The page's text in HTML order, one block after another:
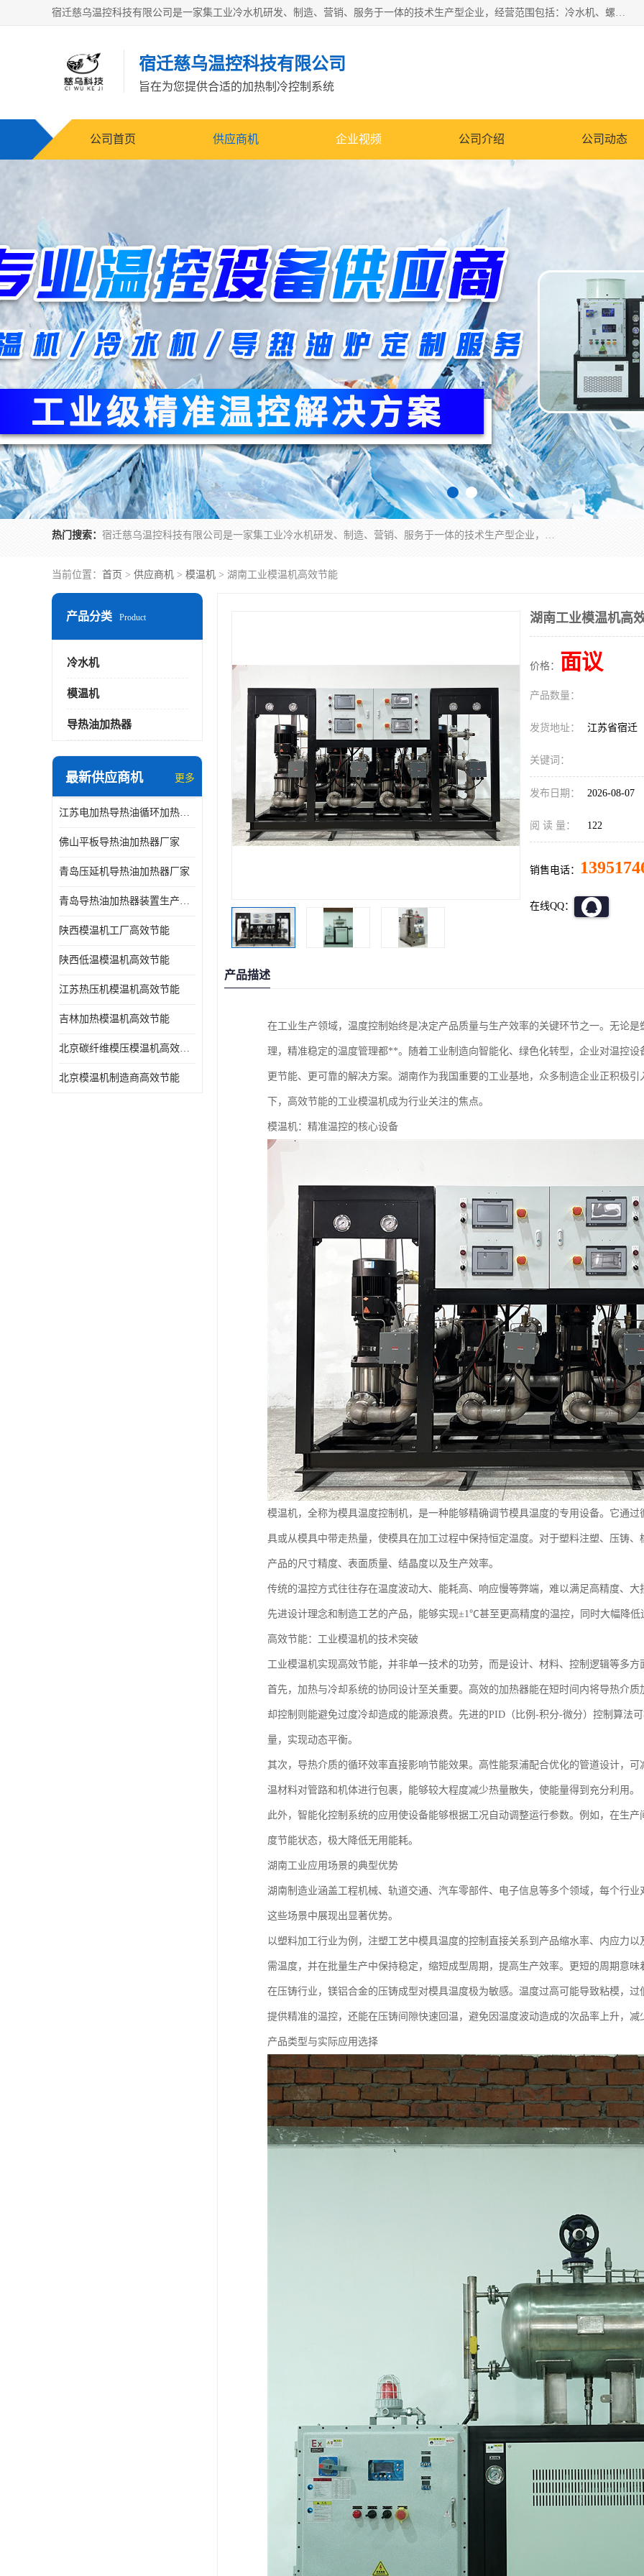
宿迁慈乌温控科技有限公司是一家集工业冷水机研发、制造、营销、服务于一体的技术生产型企业，经营范围包括：冷水机、螺杆式冷水机组、工业冷水机、水冷式冷水机、风冷式冷水机组、风冷螺杆式冷冻机组、冷冻机、注塑专用冷水机、混泥土专用冷水机、低温防爆冷水机组等。专业温控设备供应商 模温机/冷水机/导热油炉定制服务等
宿迁慈乌温控科技有限公司
旨在为您提供合适的加热制冷控制系统
公司首页 供应商机 企业视频 公司介绍 公司动态
热门搜索： 宿迁慈乌温控科技有限公司是一家集工业冷水机研发、制造、营销、服务于一体的技术生产型企业，经营范围包括：冷水机、螺杆式冷水机组、工业冷水机、水冷式冷水机、风冷式冷水机组、风冷螺杆式冷冻机组、冷冻机、注塑专用冷水机、混泥土专用冷水机、低温防爆冷水机组等。专业温控设备供应商 模温机/冷水机/导热油炉定制服务等
当前位置： 首页 > 供应商机 > 模温机 > 湖南工业模温机高效节能
产品分类 Product
冷水机
模温机
导热油加热器
最新供应商机 更多
江苏电加热导热油循环加热器厂家
佛山平板导热油加热器厂家
青岛压延机导热油加热器厂家
青岛导热油加热器装置生产厂家
陕西模温机工厂高效节能
陕西低温模温机高效节能
江苏热压机模温机高效节能
吉林加热模温机高效节能
北京碳纤维模压模温机高效节能
北京模温机制造商高效节能
湖南工业模温机高
价格： 面议
产品数量：
发货地址： 江苏省宿迁
关键词：
发布日期： 2026-08-07
阅 读 量： 122
销售电话：
在线QQ：
产品描述
在工业生产领域，温度控制始终是决定产品质量与生产效率的关键环节之一。无论
理，精准稳定的温度管理都**。随着工业制造向智能化、绿色化转型，企业对温控
更节能、更可靠的解决方案。湖南作为我国重要的工业基地，众多制造企业正积极
下，高效节能的工业模温机成为行业关注的焦点。
模温机：精准温控的核心设备
模温机，全称为模具温度控制机，是一种能够精确调节模具温度的专用设备。它通
具或从模具中带走热量，使模具在加工过程中保持恒定温度。对于塑料注塑、压铸
产品的尺寸精度、表面质量、结晶度以及生产效率。
传统的温控方式往往存在温度波动大、能耗高、响应慢等弊端，难以满足高精度、
先进设计理念和制造工艺的产品，能够实现±1℃甚至更高精度的温控，同时大幅降低
高效节能：工业模温机的技术突破
工业模温机实现高效节能，并非单一技术的功劳，而是设计、材料、控制逻辑等多方
首先，加热与冷却系统的协同设计至关重要。高效的加热器能在短时间内将导热介
却控制则能避免过度冷却造成的能源浪费。先进的PID（比例-积分-微分）控制算法
量，实现动态平衡。
其次，导热介质的循环效率直接影响节能效果。高性能泵浦配合优化的管道设计，
温材料对管路和机体进行包裹，能够较大程度减少热量散失，使能量得到充分利用。
此外，智能化控制系统的应用使设备能够根据工况自动调整运行参数。例如，在生
度节能状态，极大降低无用能耗。
湖南工业应用场景的典型优势
湖南制造业涵盖工程机械、轨道交通、汽车零部件、电子信息等多个领域，每个行
这些场景中展现出显著优势。
以塑料加工行业为例，注塑工艺中模具温度的控制直接关系到产品缩水率、内应力
需温度，并在批量生产中保持稳定，缩短成型周期，提高生产效率。更短的周期意
在压铸行业，镁铝合金的压铸成型对模具温度极为敏感。温度过高可能导致粘模，
提供精准的温控，还能在压铸间隙快速回温，避免因温度波动造成的次品率上升，减
产品类型与实际应用选择